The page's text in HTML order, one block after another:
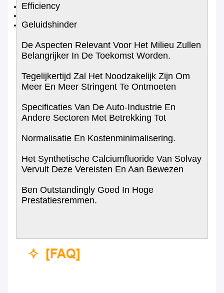
Efficiency
Geluidshinder
De Aspecten Relevant Voor Het Milieu Zullen
Belangrijker In De Toekomst Worden.
Tegelijkertijd Zal Het Noodzakelijk Zijn Om
Meer En Meer Stringent Te Ontmoeten
Specificaties Van De Auto-Industrie En
Andere Sectoren Met Betrekking Tot
Normalisatie En Kostenminimalisering.
Het Synthetische Calciumfluoride Van Solvay
Vervult Deze Vereisten En Aan Bewezen
Ben Outstandingly Goed In Hoge
Prestatiesremmen.